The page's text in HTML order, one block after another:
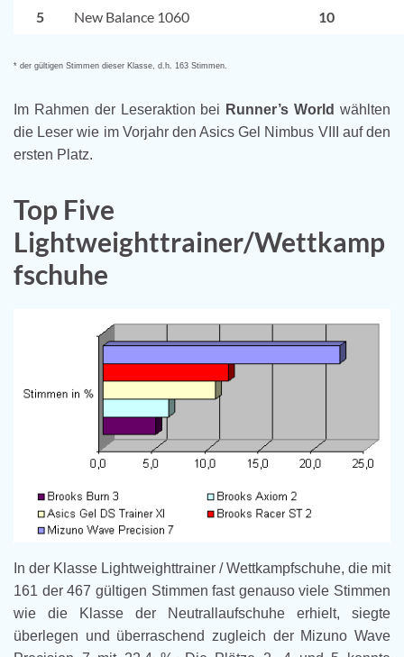
5 New Balance 1060 10
* der gültigen Stimmen dieser Klasse, d.h. 163 Stimmen.
Im Rahmen der Leseraktion bei Runner’s World wählten
die Leser wie im Vorjahr den Asics Gel Nimbus VIII auf den
ersten Platz.
Top Five
Lightweighttrainer/Wettkamp
fschuhe
In der Klasse Lightweighttrainer / Wettkampfschuhe, die mit
161 der 467 gültigen Stimmen fast genauso viele Stimmen
wie die Klasse der Neutrallaufschuhe erhielt, siegte
überlegen und überraschend zugleich der Mizuno Wave